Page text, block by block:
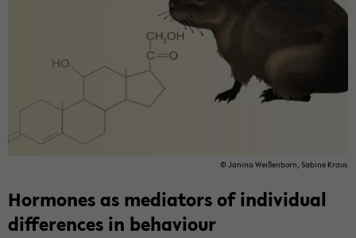
© Ja­ni­na Wei­ßen­born, Sa­bi­ne Kraus
Hor­mo­nes as me­dia­tors of in­di­vi­du­al
dif­fe­ren­ces in be­ha­viour